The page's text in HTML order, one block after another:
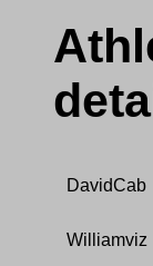
DavidCab
Williamviz